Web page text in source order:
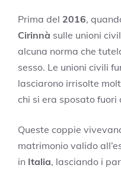
Prima del 2016,
Cirinnà sulle unioni
alcuna norma che
sesso. Le unioni civili
lasciarono irrisolte
chi si era sposato fuori
Queste coppie
matrimonio valido
in Italia, lasciando i